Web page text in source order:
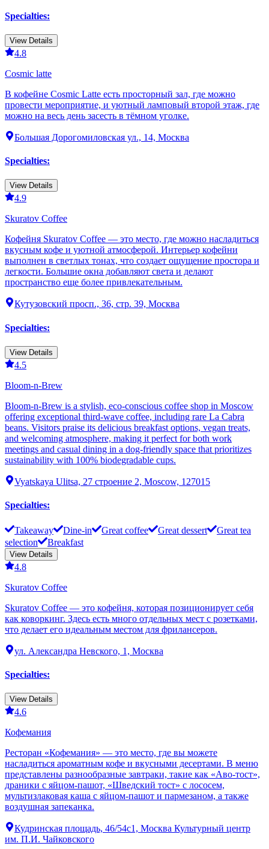
Specialties:
View Details
4.8
Cosmic latte
В кофейне Cosmic Latte есть просторный зал, где можно
провести мероприятие, и уютный ламповый второй этаж, где
можно на весь день засесть в тёмном уголке.
Большая Дорогомиловская ул., 14, Москва
Specialties:
View Details
4.9
Skuratov Coffee
Кофейня Skuratov Coffee — это место, где можно насладиться
вкусным кофе и уютной атмосферой. Интерьер кофейни
выполнен в светлых тонах, что создает ощущение простора и
легкости. Большие окна добавляют света и делают
пространство еще более привлекательным.
Кутузовский просп., 36, стр. 39, Москва
Specialties:
View Details
4.5
Bloom-n-Brew
Bloom-n-Brew is a stylish, eco-conscious coffee shop in Moscow
offering exceptional third-wave coffee, including rare La Cabra
beans. Visitors praise its delicious breakfast options, vegan treats,
and welcoming atmosphere, making it perfect for both work
meetings and casual dining in a dog-friendly space that prioritizes
sustainability with 100% biodegradable cups.
Vyatskaya Ulitsa, 27 строение 2, Moscow, 127015
Specialties:
Takeaway Dine-in Great coffee Great dessert
Great tea
selection
Breakfast
View Details
4.8
Skuratov Coffee
Skuratov Coffee — это кофейня, которая позиционирует себя
как коворкинг. Здесь есть много отдельных мест с розетками,
что делает его идеальным местом для фрилансеров.
ул. Александра Невского, 1, Москва
Specialties:
View Details
4.6
Кофемания
Ресторан «Кофемания» — это место, где вы можете
насладиться ароматным кофе и вкусными десертами. В меню
представлены разнообразные завтраки, такие как «Аво-тост»,
драники с яйцом-пашот, «Шведский тост» с лососем,
мультизлаковая каша с яйцом-пашот и пармезаном, а также
воздушная запеканка.
Кудринская площадь, 46/54с1, Москва Культурный центр
им. П.И. Чайковского